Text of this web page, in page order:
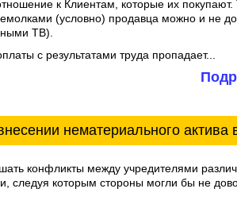
к Клиентам, которые их покупают.
(условно) продавца можно и не
ТВ).
с результатами труда пропадает...
нематериального актива
конфликты между учредителями
следуя которым стороны могли бы не